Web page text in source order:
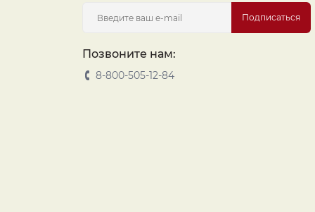
Подписаться
Позвоните нам:
8-800-505-12-84